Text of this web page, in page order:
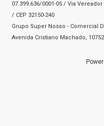
07.399.636/0001-05 / Via
/ CEP 32150-240
Grupo Super Nosso - Comercial
Avenida Cristiano Machado,
Power